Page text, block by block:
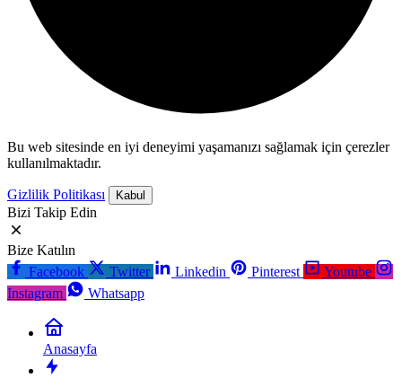
Bu web sitesinde en iyi deneyimi yaşamanızı sağlamak için çerezler
kullanılmaktadır.
Gizlilik Politikası Kabul
Bizi Takip Edin
Bize Katılın
Facebook
Twitter Linkedin Pinterest
Youtube
Instagram
Whatsapp
Anasayfa